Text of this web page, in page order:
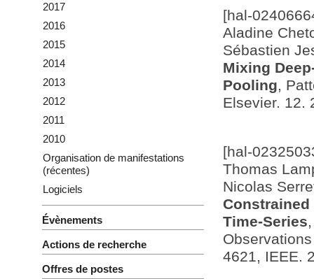
2017
2016
2015
2014
2013
2012
2011
2010
Organisation de manifestations
(récentes)
Logiciels
Évènements
Actions de recherche
Offres de postes
[hal-
Aladine
Sébastien
Mixing
Pooling,
Elsevier. 12.
[hal-
Thomas
Nicolas
Time-Series
4621, IEEE.